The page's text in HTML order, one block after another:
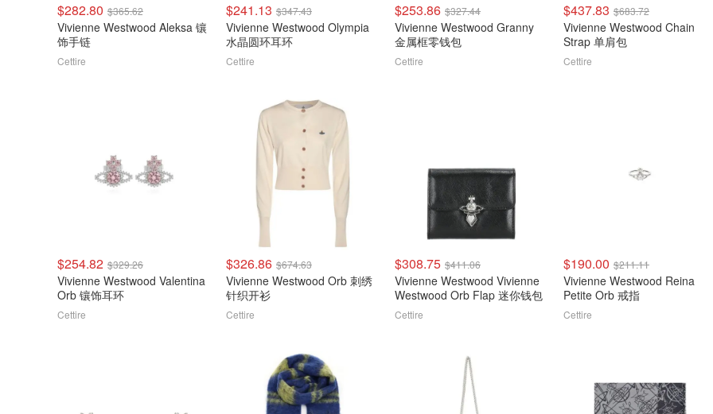
$282.80 $365.62
Vivienne Westwood Aleksa 镶
饰手链
Cettire
$241.13 $347.43
Vivienne Westwood Olympia
水晶圆环耳环
Cettire
$253.86 $327.44
Vivienne Westwood Granny
金属框零钱包
Cettire
$437.83 $683.72
Vivienne Westwood Chain
Strap 单肩包
Cettire
$254.82 $329.26
Vivienne Westwood Valentina
Orb 镶饰耳环
Cettire
$326.86 $674.63
Vivienne Westwood Orb 刺绣
针织开衫
Cettire
$308.75 $411.06
Vivienne Westwood Vivienne
Westwood Orb Flap 迷你钱包
Cettire
$190.00 $211.11
Vivienne Westwood Reina
Petite Orb 戒指
Cettire